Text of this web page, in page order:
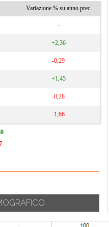
Variazione % su anno prec.
-
+2,36
-0,29
+1,45
-0,28
-1,66